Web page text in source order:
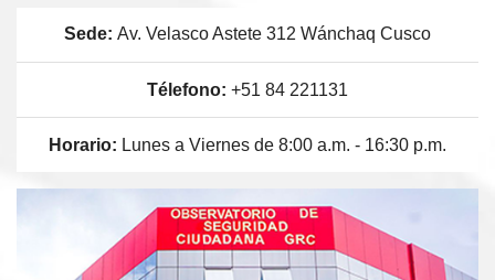
Sede: Av. Velasco Astete 312 Wánchaq Cusco
Télefono: +51 84 221131
Horario: Lunes a Viernes de 8:00 a.m. - 16:30 p.m.